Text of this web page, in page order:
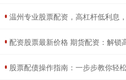
温州专业股票配资，高杠杆低利息
配资股票最新价格 期货配资：解锁
股票配债操作指南：一步步教你轻